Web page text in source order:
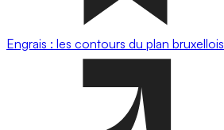
Engrais : les contours du plan bruxellois